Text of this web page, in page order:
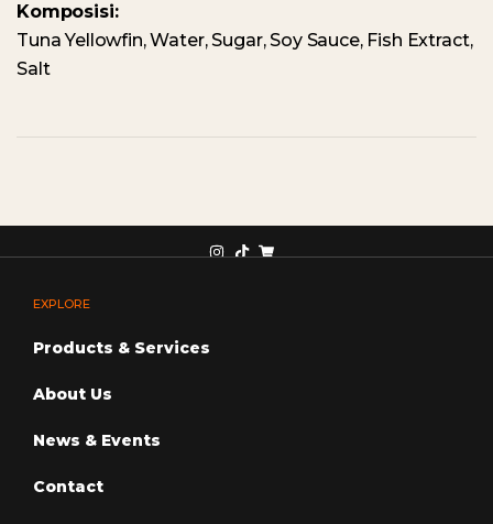
Komposisi:
Tuna Yellowfin, Water, Sugar, Soy Sauce, Fish Extract,
Salt
EXPLORE
Products & Services
About Us
News & Events
Contact